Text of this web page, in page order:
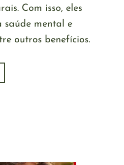
Com isso, eles
saúde mental e
outros benefícios.